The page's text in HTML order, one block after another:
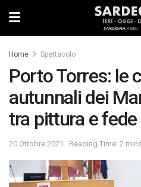
Home Spettacolo
Porto Torres: le
autunnali dei
tra pittura e fede
20 Ottobre 2021 Reading Time: 2